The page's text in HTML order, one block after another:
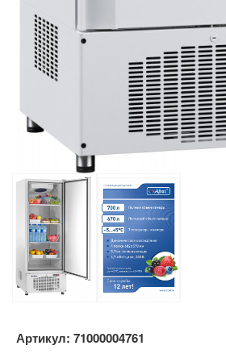
Артикул: 71000004761